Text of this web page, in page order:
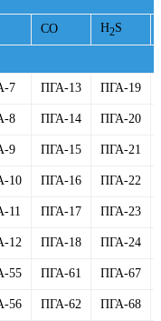
CO H2S
7 ПГА-13 ПГА-19
8 ПГА-14 ПГА-20
9 ПГА-15 ПГА-21
10 ПГА-16 ПГА-22
11 ПГА-17 ПГА-23
12 ПГА-18 ПГА-24
55 ПГА-61 ПГА-67
56 ПГА-62 ПГА-68